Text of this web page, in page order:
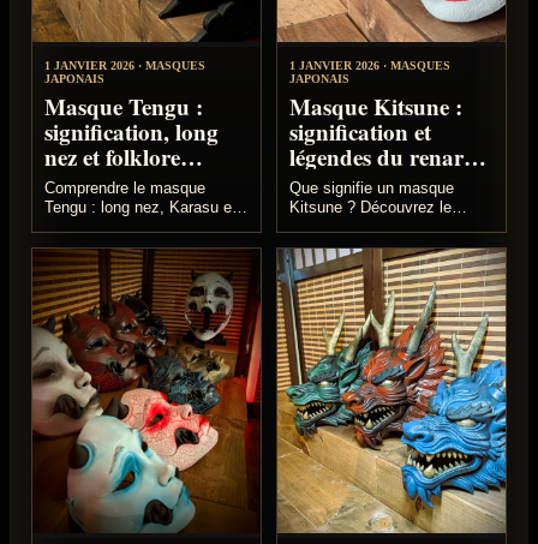
1 JANVIER 2026 · MASQUES
JAPONAIS
Masque Tengu :
signification, long
nez et folklore
japonais
Comprendre le masque
Tengu : long nez, Karasu et
tatouage irezumi et masques
faits main Dai Yokai.
1 JANVIER 2026 · MASQUES
JAPONAIS
Masque Kitsune :
signification et
légendes du renard
japonais
Que signifie un masque
Kitsune ? Découvrez le
avec Inari, les neuf queues
et les usages modernes,
sans confondre folklore…